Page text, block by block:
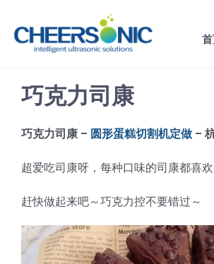
content
巧克力司康
巧克力司康 – 圆形蛋糕切割机定做 –
超爱吃司康呀，每种口味的司康都喜
赶快做起来吧～巧克力控不要错过～